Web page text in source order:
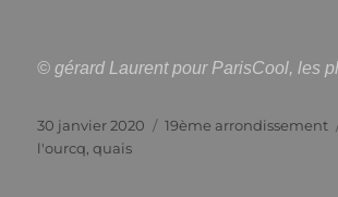
© gérard Laurent pour ParisCool, les
Publié
le
30 janvier 2020 Catégories
19ème arrondissement
l'ourcq ,quais